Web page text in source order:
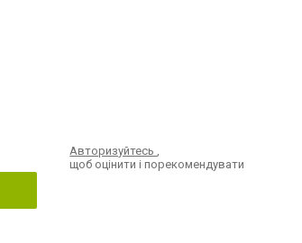
Авторизуйтесь,
щоб оцінити і порекомендувати